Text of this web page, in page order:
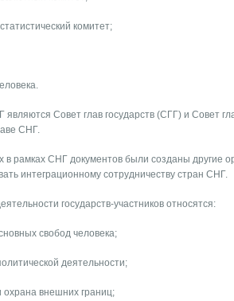
комитет;
Совет глав государств (СГГ) и Совет
СНГ.
в рамках СНГ документов были созданы другие
интеграционному сотрудничеству стран СНГ.
государств-участников относятся:
свобод человека;
деятельности;
охрана внешних границ;